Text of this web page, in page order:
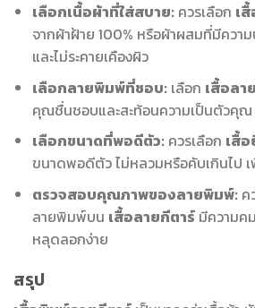
เลือกเนื้อผ้าที่ใส่สบาย: ควรเลือก เ
จากผ้าฝ้าย 100% หรือผ้าผสมที่มีควา
และไม่ระคายเคืองผิว
เลือกลายพิมพ์ที่ชอบ: เลือก เสื้อลา
คุณชื่นชอบและสะท้อนความเป็นตัวคุณ
เลือกขนาดที่พอดีตัว: ควรเลือก เสื้
ขนาดพอดีตัว ไม่หลวมหรือคับเกินไป
ตรวจสอบคุณภาพของลายพิมพ์: ค
ลายพิมพ์บน เสื้อลายกีตาร์มีความค
หลุดลอกง่าย
สรุป